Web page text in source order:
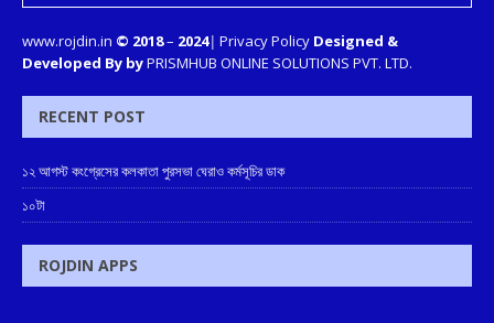
www.rojdin.in © 2018– 2024| Privacy Policy Designed &
Developed By byPRISMHUB ONLINE SOLUTIONS PVT. LTD.
RECENT POST
১২ আগস্ট কংগ্রেসের কলকাতা পুরসভা ঘেরাও কর্মসূচির ডাক
১০টা
ROJDIN APPS